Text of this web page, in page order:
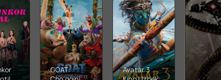
GOAT:
Avatar 3